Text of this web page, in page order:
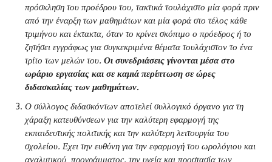
πρόσκληση του προέδρου του, τακτικά τουλάχιστο μία φορά πριν
από την έναρξη των μαθημάτων και μία φορά στο τέλος κάθε
τριμήνου και έκτακτα, όταν το κρίνει σκόπιμο ο πρόεδρος ή το
ζητήσει εγγράφως για συγκεκριμένα θέματα τουλάχιστον το ένα
τρίτο των μελών του. Οι συνεδριάσεις γίνονται μέσα στο
ωράριο εργασίας και σε καμιά περίπτωση σε ώρες
διδασκαλίας των μαθημάτων.
Ο σύλλογος διδασκόντων αποτελεί συλλογικό όργανο για τη
χάραξη κατευθύνσεων για την καλύτερη εφαρμογή της
εκπαιδευτικής πολιτικής και την καλύτερη λειτουργία του
σχολείου. Εχει την ευθύνη για την εφαρμογή του ωρολόγιου και
αναλυτικού προγράμματος, την υγεία και προστασία των